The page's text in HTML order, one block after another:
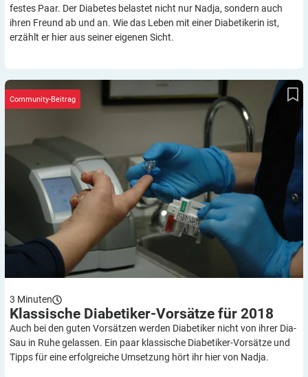
festes Paar. Der Diabetes belastet nicht nur Nadja, sondern auch
ihren Freund ab und an. Wie das Leben mit einer Diabetikerin ist,
erzählt er hier aus seiner eigenen Sicht.
Klassische Diabetiker-Vorsätze für 2018
Community-Beitrag
3 Minuten
Klassische Diabetiker-Vorsätze für 2018
Auch bei den guten Vorsätzen werden Diabetiker nicht von ihrer Dia-
Sau in Ruhe gelassen. Ein paar klassische Diabetiker-Vorsätze und
Tipps für eine erfolgreiche Umsetzung hört ihr hier von Nadja.